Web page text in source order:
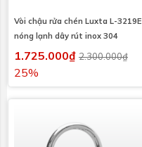
Vòi chậu rửa chén Luxta L-3219E
nóng lạnh dây rút inox 304
1.725.000₫ 2.300.000₫
25%